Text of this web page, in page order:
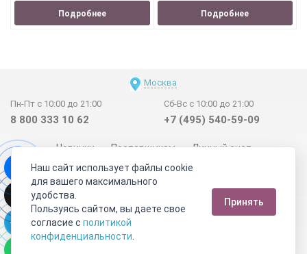
Подробнее Подробнее
Москва
Пн-Пт с 10:00 до 21:00
8 800 333 10 62
Сб-Вс с 10:00 до 21:00
+7 (495) 540-59-09
Новинки Поставщикам
Личный счет
Договор-оферта
О нас
Наши магазины
Отзывы покупателей
Сертификаты
Статьи
Обратная связь
Видео о камнях СОУТ
Телеграм
Max
Наш сайт использует файлы cookie
для вашего максимального
удобства.
Пользуясь сайтом, вы даете свое
согласие с политикой
конфиденциальности
Принять